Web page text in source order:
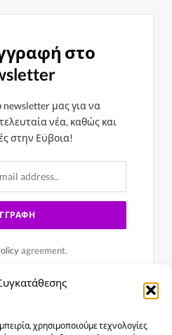
χρησιμοποιούμε τεχνολογίες
στο
newsletter μας για να
νέα, καθώς και
στην Εϋβοια!
agreement.